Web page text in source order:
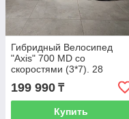
Гибридный Велосипед
"Axis" 700 MD со
скоростями (3*7). 28
Дорожный. 19 рама. Black
- RED.
199 990 ₸
Купить